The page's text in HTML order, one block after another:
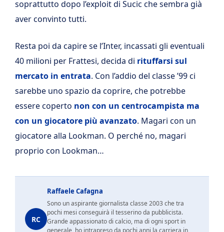
soprattutto dopo l’exploit di Sucic che sembra già
aver convinto tutti.
Resta poi da capire se l’Inter, incassati gli eventuali
40 milioni per Frattesi, decida di rituffarsi sul
mercato in entrata. Con l’addio del classe ’99 ci
sarebbe uno spazio da coprire, che potrebbe
essere coperto non con un centrocampista ma
con un giocatore più avanzato. Magari con un
giocatore alla Lookman. O perché no, magari
proprio con Lookman…
RC
Raffaele Cafagna
Sono un aspirante giornalista classe 2003 che tra
pochi mesi conseguirà il tesserino da pubblicista.
Grande appassionato di calcio, ma di ogni sport in
generale, ho intrapreso da pochi anni la carriera in